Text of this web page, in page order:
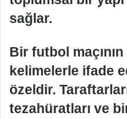
sağlar.
Bir futbol
kelimelerle ifade
özeldir.
tezahüratları ve